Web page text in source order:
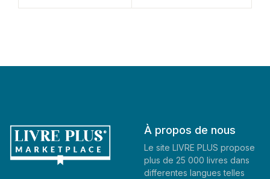
À propos de nous
Le site LIVRE PLUS propose
plus de 25 000 livres dans
differentes langues telles